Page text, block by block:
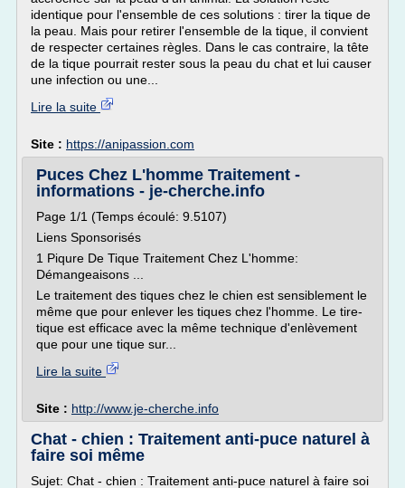
identique pour l'ensemble de ces solutions : tirer la tique de
la peau. Mais pour retirer l'ensemble de la tique, il convient
de respecter certaines règles. Dans le cas contraire, la tête
de la tique pourrait rester sous la peau du chat et lui causer
une infection ou une...
Lire la suite
Site : https://anipassion.com
Puces Chez L'homme Traitement -
informations - je-cherche.info
Page 1/1 (Temps écoulé: 9.5107)
Liens Sponsorisés
1 Piqure De Tique Traitement Chez L'homme:
Démangeaisons ...
Le traitement des tiques chez le chien est sensiblement le
même que pour enlever les tiques chez l'homme. Le tire-
tique est efficace avec la même technique d'enlèvement
que pour une tique sur...
Lire la suite
Site : http://www.je-cherche.info
Chat - chien : Traitement anti-puce naturel à
faire soi même
Sujet: Chat - chien : Traitement anti-puce naturel à faire soi